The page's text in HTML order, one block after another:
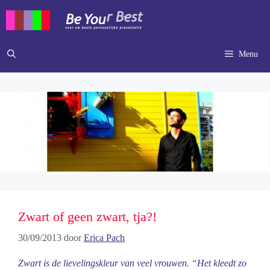
inhoud
Menu
Zwart of geen zwart, tja?!
30/09/2013 doorErica Pach
Zwart is de lievelingskleur van veel vrouwen. “Het kleedt zo